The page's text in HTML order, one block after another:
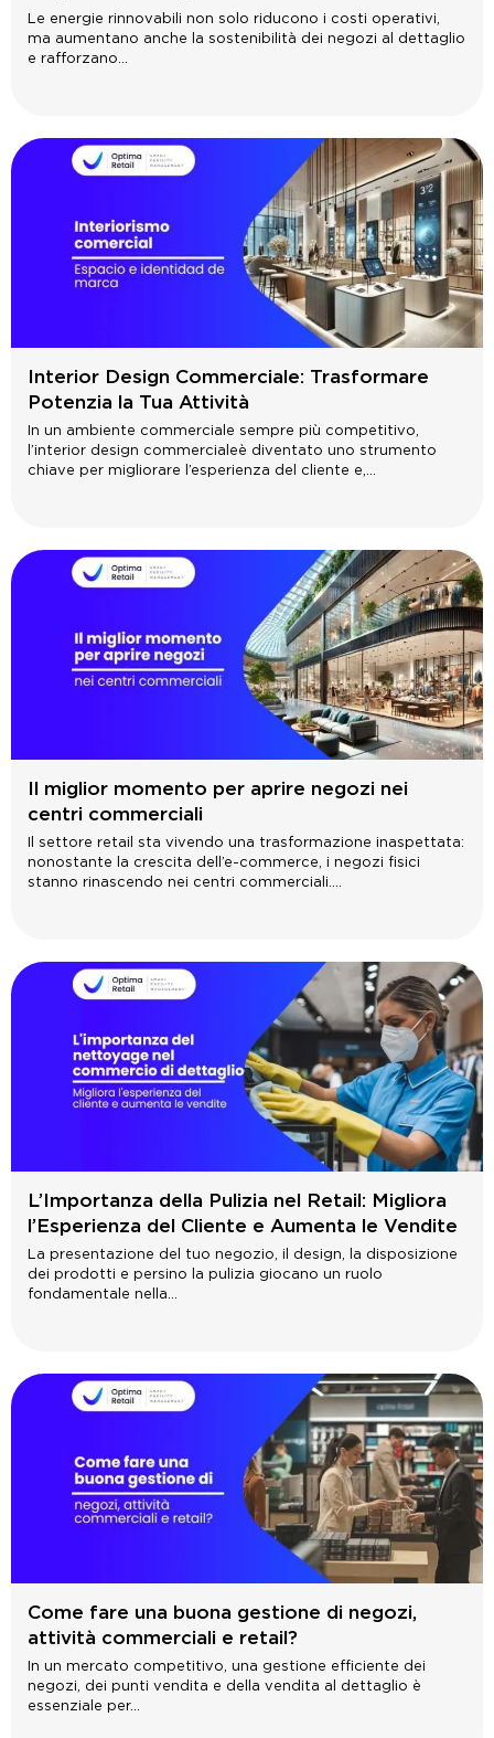
Le energie rinnovabili non solo riducono i costi operativi,
ma aumentano anche la sostenibilità dei negozi al dettaglio
e rafforzano...
Interior Design Commerciale: Trasformare
Potenzia la Tua Attività
In un ambiente commerciale sempre più competitivo,
l’interior design commerciale è diventato uno strumento
chiave per migliorare l’esperienza del cliente e,...
Il miglior momento per aprire negozi nei
centri commerciali
Il settore retail sta vivendo una trasformazione inaspettata:
nonostante la crescita dell’e-commerce, i negozi fisici
stanno rinascendo nei centri commerciali....
L’Importanza della Pulizia nel Retail: Migliora
l’Esperienza del Cliente e Aumenta le Vendite
La presentazione del tuo negozio, il design, la disposizione
dei prodotti e persino la pulizia giocano un ruolo
fondamentale nella...
Come fare una buona gestione di negozi,
attività commerciali e retail?
In un mercato competitivo, una gestione efficiente dei
negozi, dei punti vendita e della vendita al dettaglio è
essenziale per...